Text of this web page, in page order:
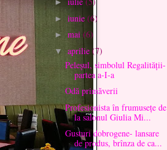
►
► iunie (6)
► mai (6)
▼ aprilie (7)
Peleșul, simbolul Regalității-
partea a-I-a
Odă primăverii
Profesionista în frumusețe de
la salonul Giulia Mi...
Gusturi dobrogene- lansare
de produs, brînza de ca...